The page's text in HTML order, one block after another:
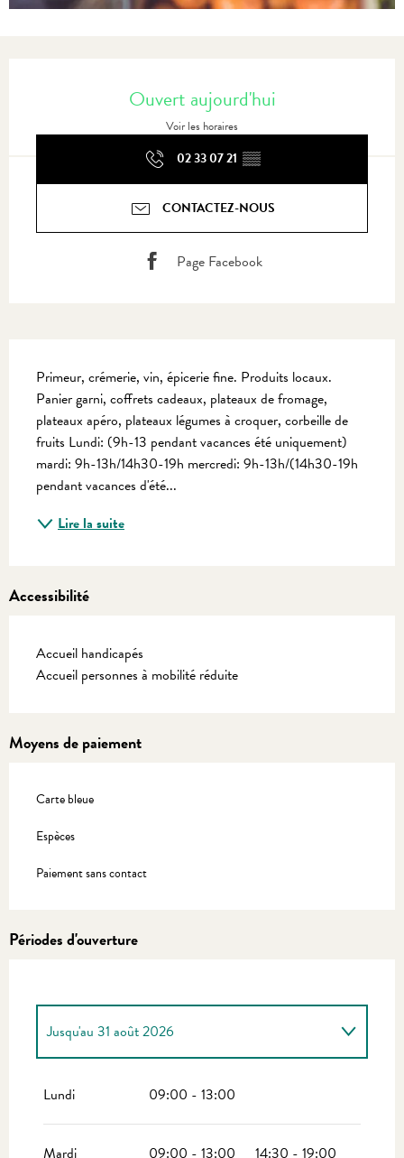
Ouvert aujourd'hui
Voir les horaires
02 33 07 21 ▒▒
CONTACTEZ-NOUS
Page Facebook
Primeur, crémerie, vin, épicerie fine. Produits locaux.
Panier garni, coffrets cadeaux, plateaux de fromage,
plateaux apéro, plateaux légumes à croquer, corbeille de
fruits Lundi: (9h-13 pendant vacances été uniquement)
mardi: 9h-13h/14h30-19h mercredi: 9h-13h/(14h30-19h
pendant vacances d'été...
Lire la suite
Accessibilité
Accueil handicapés
Accueil personnes à mobilité réduite
Moyens de paiement
Carte bleue
Espèces
Paiement sans contact
Périodes d'ouverture
1 janvier 2026 au 30 juin 2026
Jusqu'au 31 août 2026
Lundi 09:00 - 13:00
Mardi 09:00 - 13:00 14:30 - 19:00